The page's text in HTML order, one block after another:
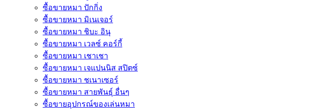
ซื้อขายหมา ปักกิ่ง
ซื้อขายหมา มิเนเจอร์
ซื้อขายหมา ชิบะ อินุ
ซื้อขายหมา เวลซ์ คอร์กี้
ซื้อขายหมา เชาเชา
ซื้อขายหมา เจแปนนิส สปิตซ์
ซื้อขายหมา ชเนาเซอร์
ซื้อขายหมา สายพันธุ์ อื่นๆ
ซื้อขายอุปกรณ์ของเล่นหมา